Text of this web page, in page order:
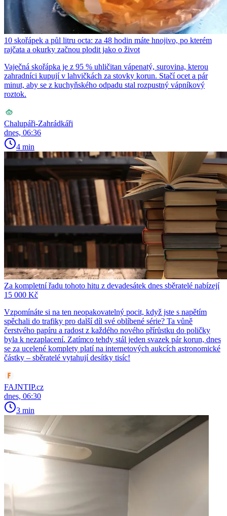
10 skořápek a půl litru octa: za 48 hodin máte hnojivo, po kterém
rajčata a okurky začnou plodit jako o život
Vaječná skořápka je z 95 % uhličitan vápenatý, surovina, kterou
zahradníci kupují v lahvičkách za stovky korun. Stačí ocet a pár
minut, aby se z kuchyňského odpadu stal rozpustný vápníkový
roztok.
Chalupáři-Zahrádkáři
dnes, 06:36
4 min
Za kompletní řadu tohoto hitu z devadesátek dnes sběratelé nabízejí
15 000 Kč
Vzpomínáte si na ten neopakovatelný pocit, když jste s napětím
spěchali do trafiky pro další díl své oblíbené série? Ta vůně
čerstvého papíru a radost z každého nového přírůstku do poličky
byla k nezaplacení. Zatímco tehdy stál jeden svazek pár korun, dnes
se za ucelené komplety platí na internetových aukcích astronomické
částky – sběratelé vytahují desítky tisíc!
FAJNTIP.cz
dnes, 06:30
3 min